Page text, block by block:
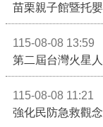
115-08-08 13:59
115-08-08 11:21
強化民防急救觀念